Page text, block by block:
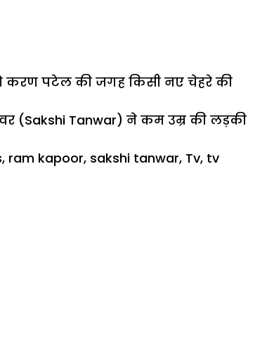
करण पटेल की जगह किसी नए चेहरे की
(Sakshi Tanwar) ने कम उम्र की लड़की
, ram kapoor, sakshi tanwar, Tv, tv